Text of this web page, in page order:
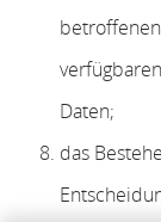
Daten;
das